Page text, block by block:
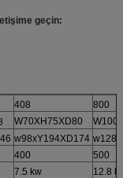
geçin:
408
800
W70XH75XD80
w98xY194XD174
400
500
7.5 kw 12.8